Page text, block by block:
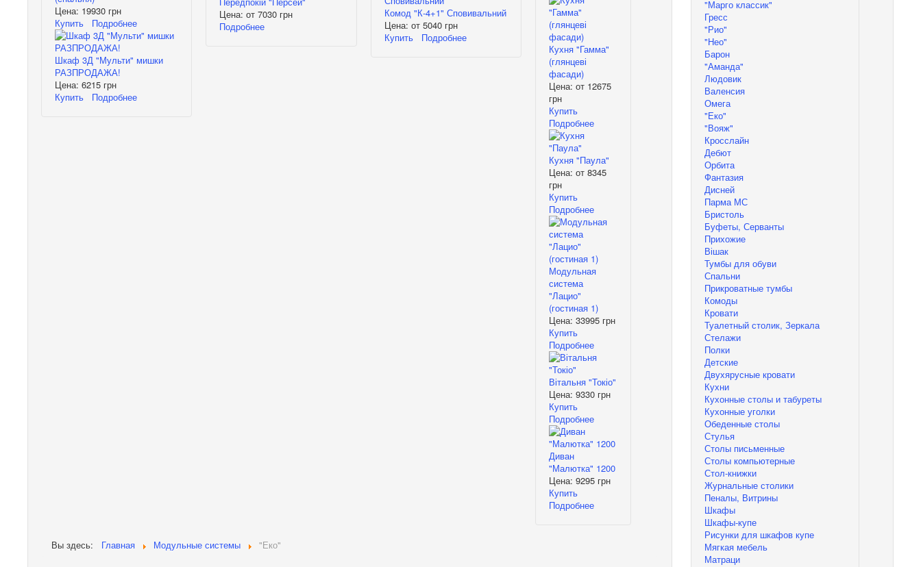
Цена: 19930 грн
Купить
Подробнее
Шкаф 3Д "Мульти" мишки
РАЗПРОДАЖА!
Цена:6215 грн
Купить
Подробнее
Цена: от7030 грн
Подробнее
Комод "К-4+1" Сповивальний
Цена: от 5040 грн
Купить
Подробнее
Кухня "Гамма"
(глянцеві
фасади)
Цена: от 12675
грн
Купить
Подробнее
Кухня "Паула"
Цена: от 8345
грн
Купить
Подробнее
Модульная
система
"Лацио"
(гостиная 1)
Цена: 33995 грн
Купить
Подробнее
Вітальня "Токіо"
Цена: 9330 грн
Купить
Подробнее
Диван
"Малютка" 1200
Цена: 9295 грн
Купить
Подробнее
Вы здесь: Главная Модульные системы "Еко"
"Марго классик"
Гресс
"Рио"
"Нео"
Барон
"Аманда"
Людовик
Валенсия
Омега
"Еко"
"Вояж"
Кросслайн
Дебют
Орбита
Фантазия
Дисней
Парма МС
Бристоль
Буфеты, Серванты
Прихожие
Вішак
Тумбы для обуви
Спальни
Прикроватные тумбы
Комоды
Кровати
Туалетный столик, Зеркала
Стелажи
Полки
Детские
Двухярусные кровати
Кухни
Кухонные столы и табуреты
Кухонные уголки
Обеденные столы
Стулья
Столы письменные
Столы компьютерные
Стол-книжки
Журнальные столики
Пеналы, Витрины
Шкафы
Шкафы-купе
Рисунки для шкафов купе
Мягкая мебель
Матраци